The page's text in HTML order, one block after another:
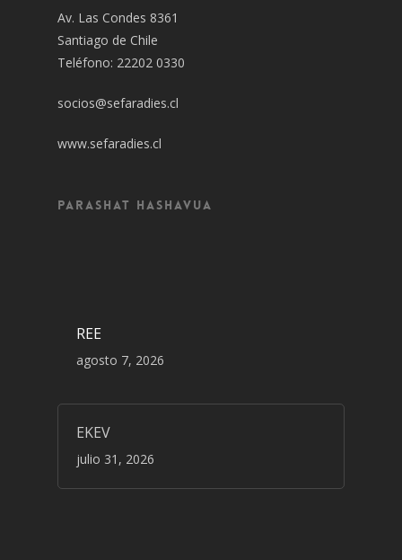
Av. Las Condes 8361
Santiago de Chile
Teléfono: 22202 0330
socios@sefaradies.cl
www.sefaradies.cl
Parashat Hashavua
REE
agosto 7, 2026
EKEV
julio 31, 2026